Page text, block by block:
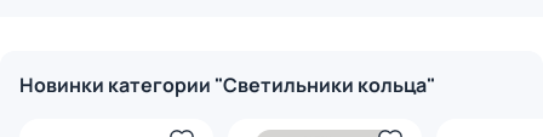
Новинки категории "Светильники кольца"